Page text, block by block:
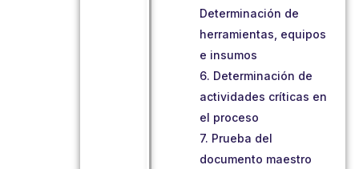
Determinación de
herramientas, equipos
e insumos
6. Determinación de
actividades críticas en
el proceso
7. Prueba del
documento maestro